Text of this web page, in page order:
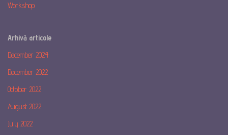
Workshop
Arhivă articole
December 2024
December 2022
October 2022
August 2022
July 2022